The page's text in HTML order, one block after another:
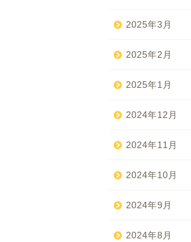
2025年3月
2025年2月
2025年1月
2024年12月
2024年11月
2024年10月
2024年9月
2024年8月